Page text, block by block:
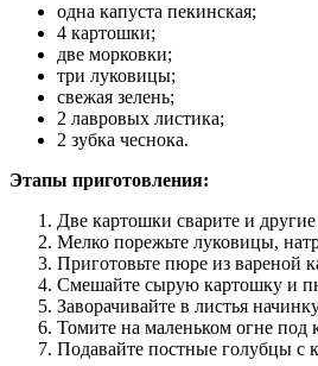
одна капуста пекинская;
4 картошки;
две морковки;
три луковицы;
свежая зелень;
2 лавровых листика;
2 зубка чеснока.
Этапы приготовления:
Две картошки сварите и
Мелко порежьте луковицы,
Приготовьте пюре из вареной
Смешайте сырую картошку и
Заворачивайте в листья
Томите на маленьком огне
Подавайте постные голубцы с